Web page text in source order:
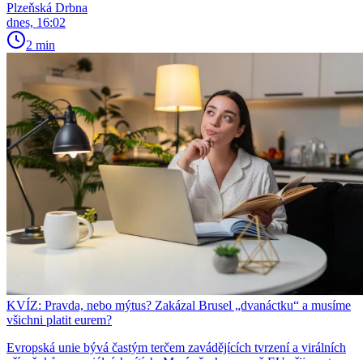
Plzeňská Drbna
dnes, 16:02
2 min
KVÍZ: Pravda, nebo mýtus? Zakázal Brusel „dvanáctku“ a musíme
všichni platit eurem?
Evropská unie bývá častým terčem zavádějících tvrzení a virálních